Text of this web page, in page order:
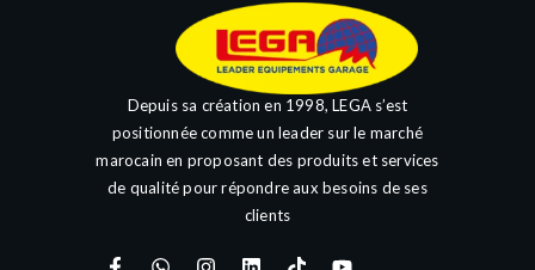
Depuis sa création en 1998, LEGA s’est
positionnée comme un leader sur le marché
marocain en proposant des produits et services
de qualité pour répondre aux besoins de ses
clients